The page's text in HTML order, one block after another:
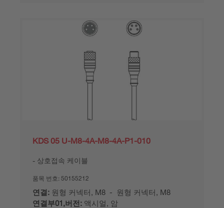
KDS 05 U-M8-4A-M8-4A-P1-010
상호접속 케이블
품목 번호: 50155212
연결: 원형 커넥터, M8 - 원형 커넥터, M8
연결부01,버전: 액시얼, 암